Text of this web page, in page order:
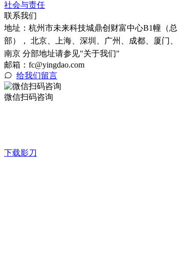
社会与责任
联系我们
地址： 杭州市未来科技城鼎创财富中心B1幢（总
部）， 北京、上海、深圳、广州、成都、厦门、
南京 分部地址请参见"关于我们"
邮箱：fc@yingdao.com
给我们留言
微信扫码咨询
下载影刀